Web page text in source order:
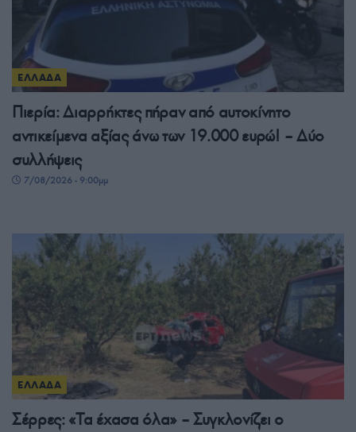
ΕΛΛΑΔΑ
Πιερία: Διαρρήκτες πήραν από αυτοκίνητο
αντικείμενα αξίας άνω των 19.000 ευρώ! – Δύο
συλλήψεις
7/08/2026 - 9:00μμ
ΕΛΛΑΔΑ
Σέρρες: «Τα έχασα όλα» – Συγκλονίζει ο